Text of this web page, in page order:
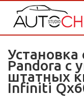
Установка
Pandora с
штатных
Infiniti